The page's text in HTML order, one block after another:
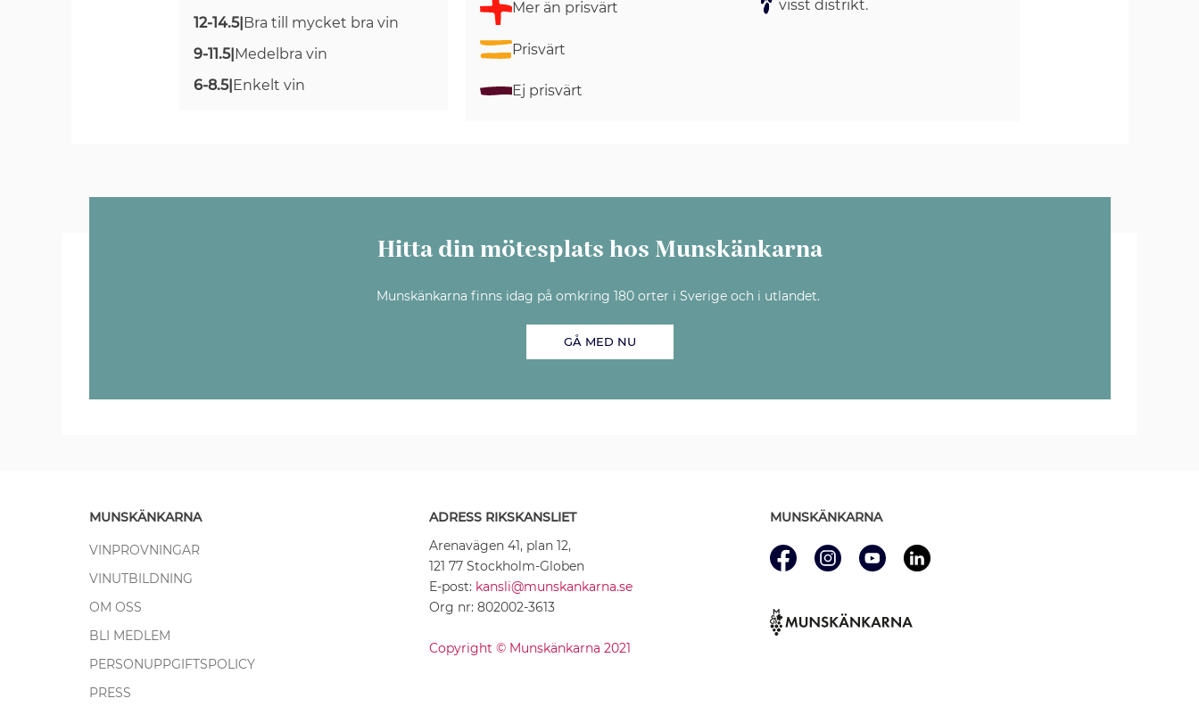
12-14.5|Bra till mycket bra vin
9-11.5|Medelbra vin
6-8.5|Enkelt vin
Mer än prisvärt
Prisvärt
Ej prisvärt
visst distrikt.
Hitta din mötesplats hos Munskänkarna
Munskänkarna finns idag på omkring 180 orter i Sverige och i utlandet.
GÅ MED NU
MUNSKÄNKARNA
VINPROVNINGAR
VINUTBILDNING
OM OSS
BLI MEDLEM
PERSONUPPGIFTSPOLICY
PRESS
ADRESS RIKSKANSLIET
Arenavägen 41, plan 12,
121 77 Stockholm-Globen
E-post: kansli@munskankarna.se
Org nr: 802002-3613
Copyright © Munskänkarna 2021
MUNSKÄNKARNA